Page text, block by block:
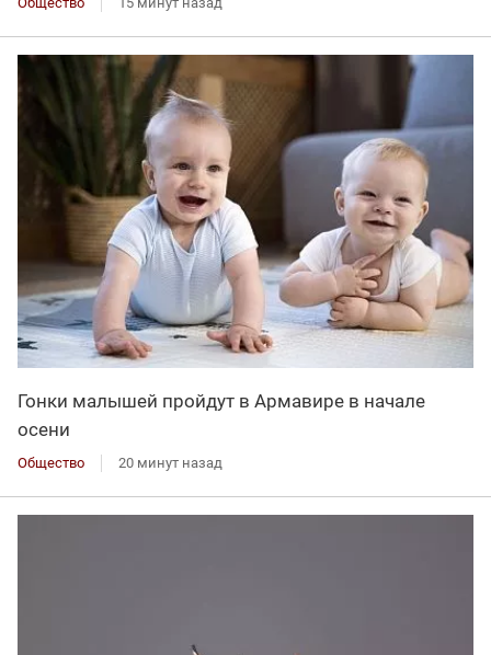
Гонки малышей пройдут в Армавире в начале
осени
Общество 20 минут назад